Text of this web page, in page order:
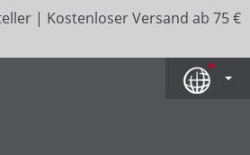
| Kostenloser Versand ab 75 €